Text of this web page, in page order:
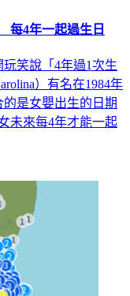
每4年一起過生日
笑說「4年過1次生
）有名在1984年
是女嬰出生的日期
未來每4年才能一起